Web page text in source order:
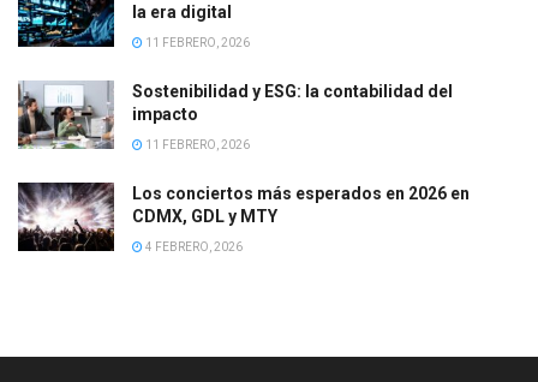
la era digital
11 FEBRERO, 2026
Sostenibilidad y ESG: la contabilidad del
impacto
11 FEBRERO, 2026
Los conciertos más esperados en 2026 en
CDMX, GDL y MTY
4 FEBRERO, 2026